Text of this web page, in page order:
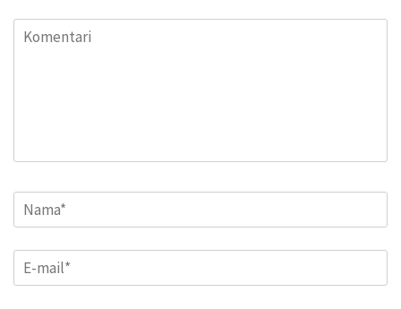
Komentari
Name*
Email*